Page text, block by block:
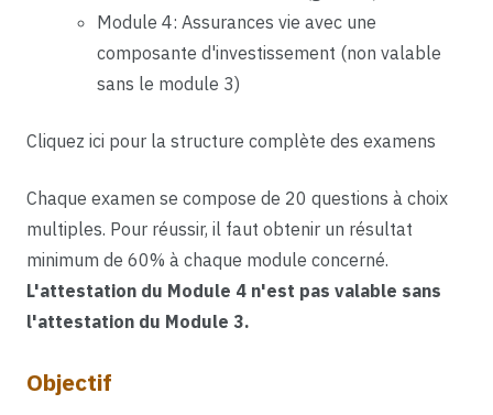
Module 4: Assurances vie avec une
composante d'investissement (non valable
sans le module 3)
Cliquez ici pour la structure complète des examens
Chaque examen se compose de 20 questions à choix
multiples. Pour réussir, il faut obtenir un résultat
minimum de 60% à chaque module concerné.
L'attestation du Module 4 n'est pas valable sans
l'attestation du Module 3.
Objectif